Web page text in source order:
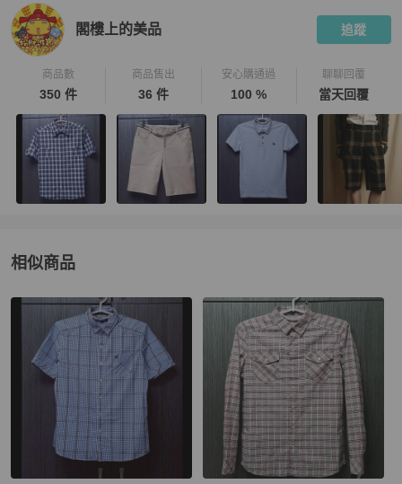
閣樓上的美品 追蹤
商品數
350 件
商品售出
36 件
安心購通過
100 %
聊聊回覆
當天回覆
相似商品
更多相似BURBERRY男裝推薦精品